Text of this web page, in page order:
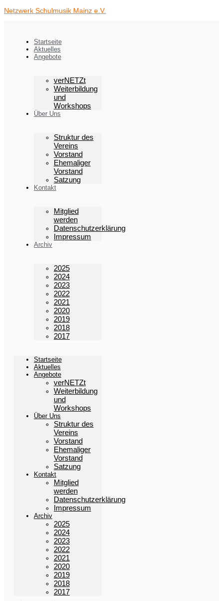
Inhalt
Netzwerk Schulmusik Mainz e.V.
Startseite
Aktuelles
Angebote
verNETZt
Weiterbildung
und
Workshops
Über Uns
Struktur des
Vereins
Vorstand
Ehemaliger
Vorstand
Satzung
Kontakt
Mitglied
werden
Datenschutzerklärung
Impressum
Archiv
2025
2024
2023
2022
2021
2020
2019
2018
2017
Startseite
Aktuelles
Angebote
verNETZt
Weiterbildung
und
Workshops
Über Uns
Struktur des
Vereins
Vorstand
Ehemaliger
Vorstand
Satzung
Kontakt
Mitglied
werden
Datenschutzerklärung
Impressum
Archiv
2025
2024
2023
2022
2021
2020
2019
2018
2017
Auftritt
14.02.19
| 20:00